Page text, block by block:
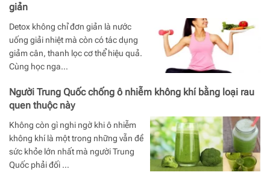
giản
Detox không chỉ đơn giản là nước
uống giải nhiệt mà còn có tác dụng
giảm cân, thanh lọc cơ thể hiệu quả.
Cùng học nga…
Người Trung Quốc chống ô nhiễm không khí bằng loại rau
quen thuộc này
Không còn gì nghi ngờ khi ô nhiễm
không khí là một trong những vẫn đề
sức khỏe lớn nhất mà người Trung
Quốc phải đối …